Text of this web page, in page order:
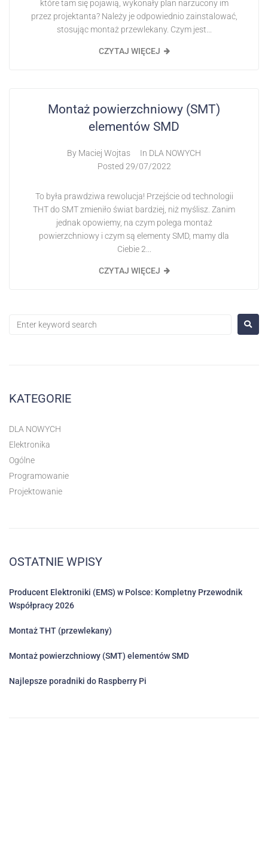
które tam się pojawią, wykonały plan narzucony im
przez projektanta? Należy je odpowiednio zainstalować,
stosując montaż przewlekany. Czym jest...
CZYTAJ WIĘCEJ
Montaż powierzchniowy (SMT)
elementów SMD
By Maciej Wojtas In DLA NOWYCH
Posted 29/07/2022
To była prawdziwa rewolucja! Przejście od technologii
THT do SMT zmieniło świat bardziej, niż myślisz. Zanim
jednak opowiemy, na czym polega montaż
powierzchniowy i czym są elementy SMD, mamy dla
Ciebie 2...
CZYTAJ WIĘCEJ
KATEGORIE
DLA NOWYCH
Elektronika
Ogólne
Programowanie
Projektowanie
OSTATNIE WPISY
Producent Elektroniki (EMS) w Polsce: Kompletny Przewodnik
Współpracy 2026
Montaż THT (przewlekany)
Montaż powierzchniowy (SMT) elementów SMD
Najlepsze poradniki do Raspberry Pi